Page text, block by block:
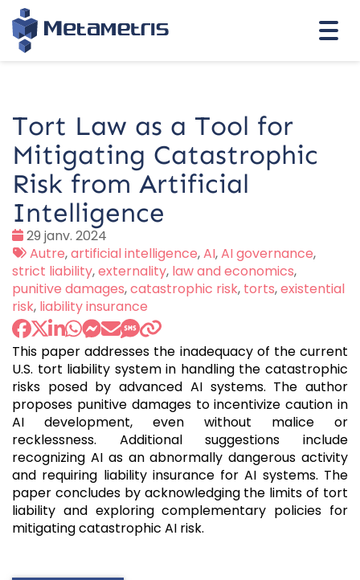
Tort Law as a Tool for
Mitigating Catastrophic
Risk from Artificial
Intelligence
Date
:
29 janv. 2024
Tags
:
Autre,artificial intelligence,AI,AI governance,
strict liability,externality, law and economics,
punitive damages,catastrophic risk, torts,existential
risk, liability insurance
This paper addresses the inadequacy of the current
U.S. tort liability system in handling the catastrophic
risks posed by advanced AI systems. The author
proposes punitive damages to incentivize caution in
AI development, even without malice or
recklessness. Additional suggestions include
recognizing AI as an abnormally dangerous activity
and requiring liability insurance for AI systems. The
paper concludes by acknowledging the limits of tort
liability and exploring complementary policies for
mitigating catastrophic AI risk.